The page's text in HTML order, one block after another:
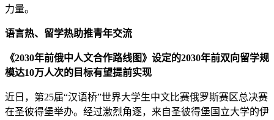
力量。
语言热、留学热助推青年交流
《2030年前俄中人文合作路线图》设定的2030年前双向留学规
模达10万人次的目标有望提前实现
近日，第25届“汉语桥”世界大学生中文比赛俄罗斯赛区总决赛
在圣彼得堡举办。经过激烈角逐，来自圣彼得堡国立大学的伊